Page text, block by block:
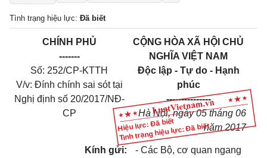
Tình trạng hiệu lực: Đã biết
Hiệu lực: Đã biết
Tình trạng hiệu lực: Đã biết
CHÍNH PHỦ
-------
Số: 252/CP-KTTH
V/v: Đính chính sai sót tại
Nghị định số 20/2017/NĐ-
CP
CỘNG HÒA XÃ HỘI CHỦ
NGHĨA VIỆT NAM
Độc lập - Tự do - Hạnh
phúc
---------------
Hà Nội, ngày 05 tháng 06
năm 2017
Kính gửi:
- Các Bộ, cơ quan ngang